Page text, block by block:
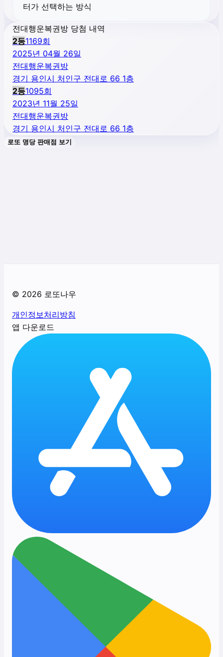
터가 선택하는 방식
전대행운복권방 당첨 내역
2등1169회
2025년 04월 26일
전대행운복권방
경기 용인시 처인구 전대로 66 1층
2등1095회
2023년 11월 25일
전대행운복권방
경기 용인시 처인구 전대로 66 1층
로또 명당 판매점 보기
© 2026 로또나우
개인정보처리방침
앱 다운로드